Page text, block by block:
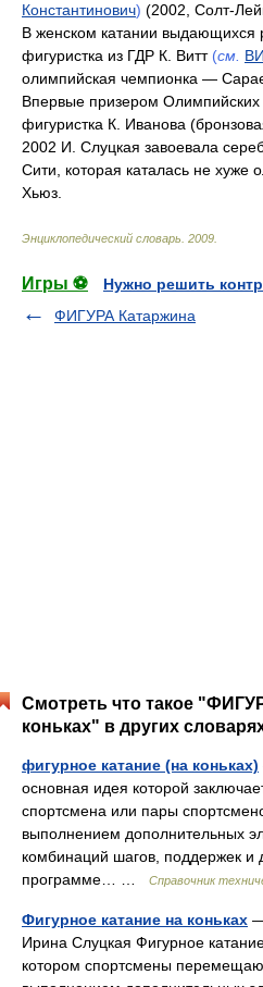
Константинович) (2002, Солт-
В женском катании выдающихся
фигуристка из ГДР К. Витт (см.
олимпийская чемпионка —
Впервые призером Олимпийских
фигуристка К. Иванова
2002 И. Слуцкая завоевала
Сити, которая каталась не хуже
Хьюз.
Энциклопедический словарь 2009
Игры ⚽
Нужно решить
ФИГУРА Катаржина
Смотреть что такое
коньках" в других
фигурное катание (на коньках)
основная идея которой
спортсмена или пары
выполнением дополнительных
комбинаций шагов, поддержек и
программе… …
Справочник
Фигурное катание на коньках
Ирина Слуцкая Фигурное
котором спортсмены